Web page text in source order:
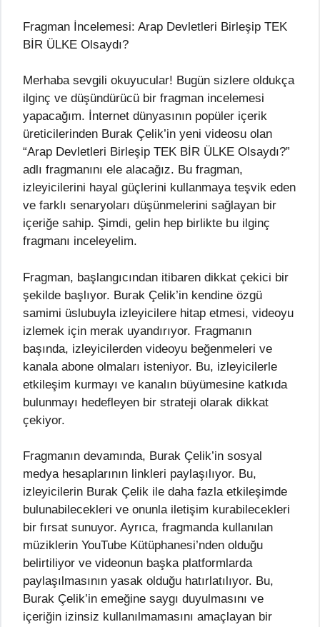
Fragman İncelemesi: Arap Devletleri Birleşip TEK
BİR ÜLKE Olsaydı?
Merhaba sevgili okuyucular! Bugün sizlere oldukça
ilginç ve düşündürücü bir fragman incelemesi
yapacağım. İnternet dünyasının popüler içerik
üreticilerinden Burak Çelik’in yeni videosu olan
“Arap Devletleri Birleşip TEK BİR ÜLKE Olsaydı?”
adlı fragmanını ele alacağız. Bu fragman,
izleyicilerini hayal güçlerini kullanmaya teşvik eden
ve farklı senaryoları düşünmelerini sağlayan bir
içeriğe sahip. Şimdi, gelin hep birlikte bu ilginç
fragmanı inceleyelim.
Fragman, başlangıcından itibaren dikkat çekici bir
şekilde başlıyor. Burak Çelik’in kendine özgü
samimi üslubuyla izleyicilere hitap etmesi, videoyu
izlemek için merak uyandırıyor. Fragmanın
başında, izleyicilerden videoyu beğenmeleri ve
kanala abone olmaları isteniyor. Bu, izleyicilerle
etkileşim kurmayı ve kanalın büyümesine katkıda
bulunmayı hedefleyen bir strateji olarak dikkat
çekiyor.
Fragmanın devamında, Burak Çelik’in sosyal
medya hesaplarının linkleri paylaşılıyor. Bu,
izleyicilerin Burak Çelik ile daha fazla etkileşimde
bulunabilecekleri ve onunla iletişim kurabilecekleri
bir fırsat sunuyor. Ayrıca, fragmanda kullanılan
müziklerin YouTube Kütüphanesi’nden olduğu
belirtiliyor ve videonun başka platformlarda
paylaşılmasının yasak olduğu hatırlatılıyor. Bu,
Burak Çelik’in emeğine saygı duyulmasını ve
içeriğin izinsiz kullanılmamasını amaçlayan bir